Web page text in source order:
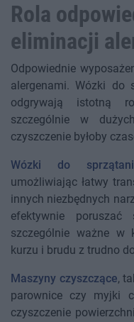
Rola
eliminacji
Odpowiednie
alergenami. Wózki do
odgrywają istotną
szczególnie w
czyszczenie byłoby
Wózki do
umożliwiając łatwy
innych niezbędnych
efektywnie
szczególnie ważne w
kurzu i brudu z trudno
Maszyny czyszczące,
parownice czy myjki
czyszczenie